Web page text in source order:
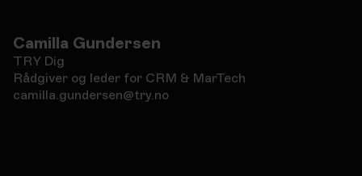
Camilla Gundersen
TRY Dig
Rådgiver og leder for CRM & MarTech
camilla.gundersen@try.no